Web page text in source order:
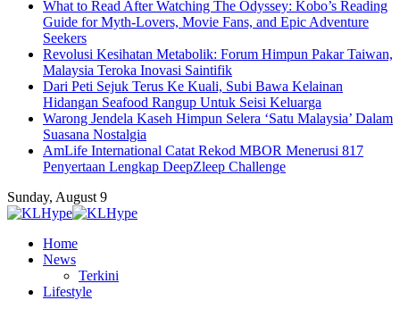
What to Read After Watching The Odyssey: Kobo’s Reading
Guide for Myth-Lovers, Movie Fans, and Epic Adventure
Seekers
Revolusi Kesihatan Metabolik: Forum Himpun Pakar Taiwan,
Malaysia Teroka Inovasi Saintifik
Dari Peti Sejuk Terus Ke Kuali, Subi Bawa Kelainan
Hidangan Seafood Rangup Untuk Seisi Keluarga
Warong Jendela Kaseh Himpun Selera ‘Satu Malaysia’ Dalam
Suasana Nostalgia
AmLife International Catat Rekod MBOR Menerusi 817
Penyertaan Lengkap DeepZleep Challenge
Sunday, August 9
Home
News
Terkini
Lifestyle